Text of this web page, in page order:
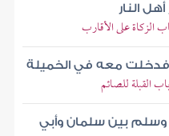
النار
على الأقارب
معه في الخميلة
للصائم
وسلم بين سلمان وأبي